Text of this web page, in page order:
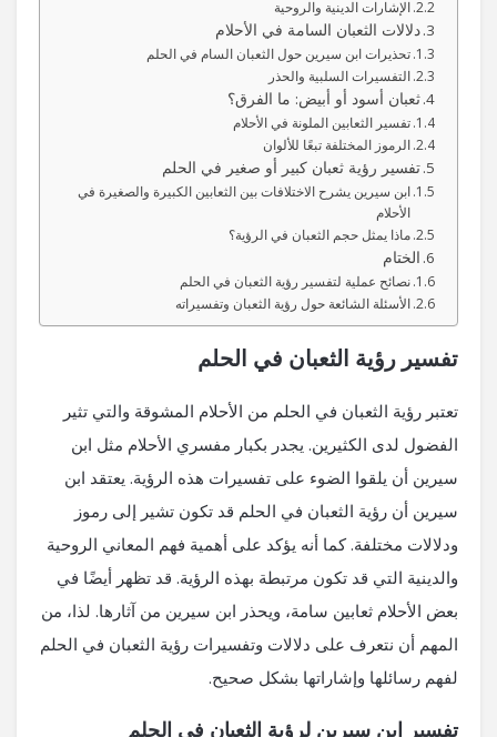
الإشارات الدينية والروحية
دلالات الثعبان السامة في الأحلام
تحذيرات ابن سيرين حول الثعبان السام في الحلم
التفسيرات السلبية والحذر
ثعبان أسود أو أبيض: ما الفرق؟
تفسير الثعابين الملونة في الأحلام
الرموز المختلفة تبعًا للألوان
تفسير رؤية ثعبان كبير أو صغير في الحلم
ابن سيرين يشرح الاختلافات بين الثعابين الكبيرة والصغيرة في
الأحلام
ماذا يمثل حجم الثعبان في الرؤية؟
الختام
نصائح عملية لتفسير رؤية الثعبان في الحلم
الأسئلة الشائعة حول رؤية الثعبان وتفسيراته
تفسير رؤية الثعبان في الحلم
تعتبر رؤية الثعبان في الحلم من الأحلام المشوقة والتي تثير
الفضول لدى الكثيرين. يجدر بكبار مفسري الأحلام مثل ابن
سيرين أن يلقوا الضوء على تفسيرات هذه الرؤية. يعتقد ابن
سيرين أن رؤية الثعبان في الحلم قد تكون تشير إلى رموز
ودلالات مختلفة. كما أنه يؤكد على أهمية فهم المعاني الروحية
والدينية التي قد تكون مرتبطة بهذه الرؤية. قد تظهر أيضًا في
بعض الأحلام ثعابين سامة، ويحذر ابن سيرين من آثارها. لذا، من
المهم أن نتعرف على دلالات وتفسيرات رؤية الثعبان في الحلم
لفهم رسائلها وإشاراتها بشكل صحيح.
تفسير ابن سيرين لرؤية الثعبان في الحلم